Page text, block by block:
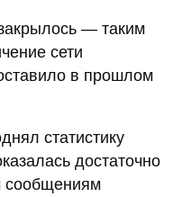
— таким
сети
в прошлом
статистику
достаточно
сообщениям